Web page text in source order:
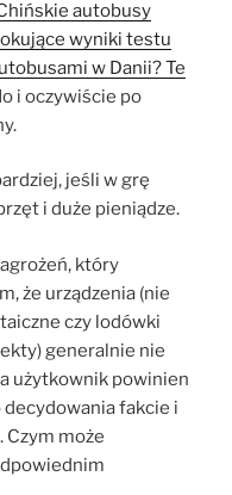
autobusy
wyniki testu
w Danii? Te
i oczywiście po
jeśli w grę
i duże pieniądze.
który
że urządzenia (nie
czy lodówki
generalnie nie
użytkownik powinien
fakcie i
Czym może